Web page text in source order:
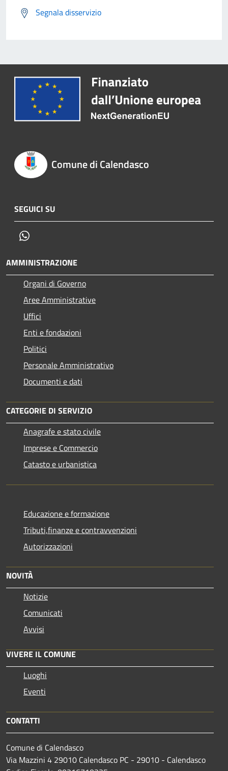
Segnala disservizio
Comune di Calendasco
SEGUICI SU
AMMINISTRAZIONE
Organi di Governo
Aree Amministrative
Uffici
Enti e fondazioni
Politici
Personale Amministrativo
Documenti e dati
CATEGORIE DI SERVIZIO
Anagrafe e stato civile
Imprese e Commercio
Catasto e urbanistica
Educazione e formazione
Tributi,finanze e contravvenzioni
Autorizzazioni
NOVITÀ
Notizie
Comunicati
Avvisi
VIVERE IL COMUNE
Luoghi
Eventi
CONTATTI
Comune di Calendasco
Via Mazzini 4 29010 Calendasco PC - 29010 - Calendasco